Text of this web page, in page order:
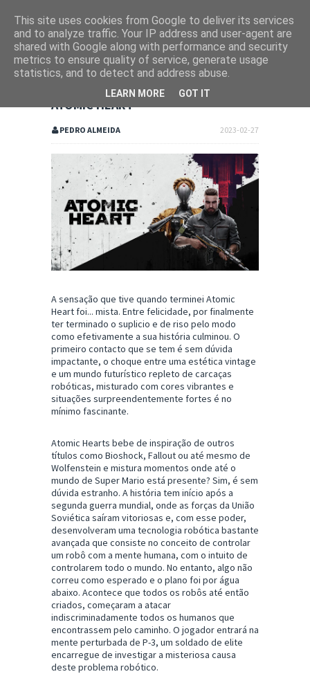
ATOMIC HEART
2023-02-27
PEDRO ALMEIDA
A sensação que tive quando terminei Atomic
Heart foi... mista. Entre felicidade, por finalmente
ter terminado o suplicio e de riso pelo modo
como efetivamente a sua história culminou. O
primeiro contacto que se tem é sem dúvida
impactante, o choque entre uma estética vintage
e um mundo futurístico repleto de carcaças
robóticas, misturado com cores vibrantes e
situações surpreendentemente fortes é no
mínimo fascinante.
Atomic Hearts bebe de inspiração de outros
títulos como Bioshock, Fallout ou até mesmo de
Wolfenstein e mistura momentos onde até o
mundo de Super Mario está presente? Sim, é sem
dúvida estranho. A história tem início após a
segunda guerra mundial, onde as forças da União
Soviética saíram vitoriosas e, com esse poder,
desenvolveram uma tecnologia robótica bastante
avançada que consiste no conceito de controlar
um robô com a mente humana, com o intuito de
controlarem todo o mundo. No entanto, algo não
correu como esperado e o plano foi por água
abaixo. Acontece que todos os robôs até então
criados, começaram a atacar
indiscriminadamente todos os humanos que
encontrassem pelo caminho. O jogador entrará na
mente perturbada de P-3, um soldado de elite
encarregue de investigar a misteriosa causa
deste problema robótico.
This site uses cookies from Google to deliver its services
and to analyze traffic. Your IP address and user-agent are
shared with Google along with performance and security
metrics to ensure quality of service, generate usage
statistics, and to detect and address abuse.
LEARN MORE GOT IT